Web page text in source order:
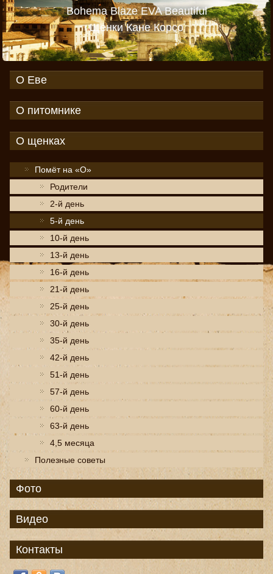
Bohema Blaze EVA Beautiful
Щенки Кане Корсо
О Еве
О питомнике
О щенках
Помёт на «О»
Родители
2-й день
5-й день
10-й день
13-й день
16-й день
21-й день
25-й день
30-й день
35-й день
42-й день
51-й день
57-й день
60-й день
63-й день
4,5 месяца
Полезные советы
Фото
Видео
Контакты